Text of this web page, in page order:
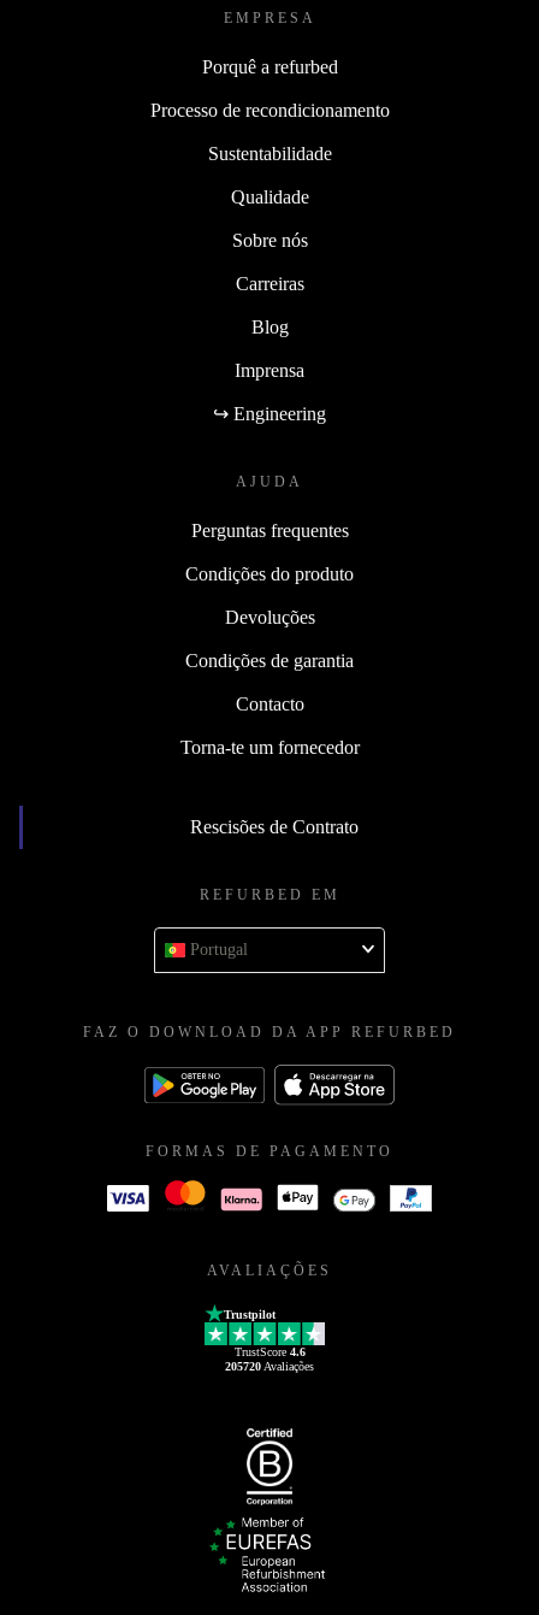
EMPRESA
Porquê a refurbed
Processo de recondicionamento
Sustentabilidade
Qualidade
Sobre nós
Carreiras
Blog
Imprensa
↪ Engineering
AJUDA
Perguntas frequentes
Condições do produto
Devoluções
Condições de garantia
Contacto
Torna-te um fornecedor
Rescisões de Contrato
REFURBED EM
Portugal
FAZ O DOWNLOAD DA APP REFURBED
FORMAS DE PAGAMENTO
AVALIAÇÕES
Trustpilot
TrustScore 4.6
205720 Avaliações